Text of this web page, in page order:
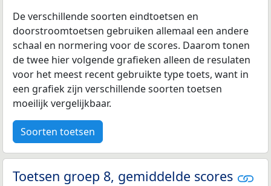
De verschillende soorten eindtoetsen en
doorstroomtoetsen gebruiken allemaal een andere
schaal en normering voor de scores. Daarom tonen
de twee hier volgende grafieken alleen de resulaten
voor het meest recent gebruikte type toets, want in
een grafiek zijn verschillende soorten toetsen
moeilijk vergelijkbaar.
Soorten toetsen
Toetsen groep 8, gemiddelde scores